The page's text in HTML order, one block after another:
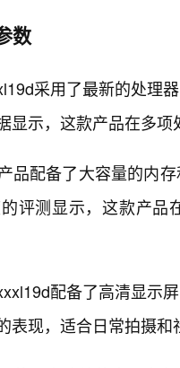
数
采用了最新的处理
显示，这款产品在多项
品配备了大容量的内
评测显示，这款产品
配备了高清显示
表现，适合日常拍摄和